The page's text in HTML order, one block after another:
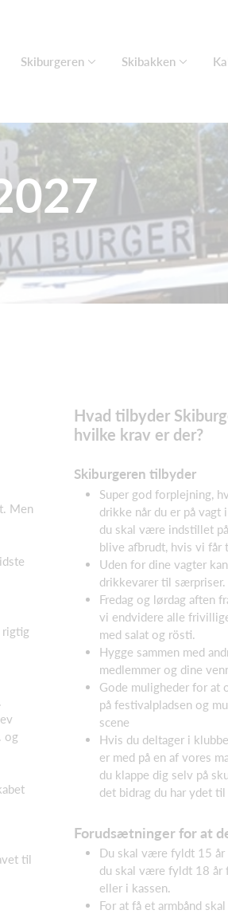
Skiburgeren Skibakken
Men
rigtig
og
til
Hvad tilbyder
hvilke krav er der?
Skiburgeren tilbyder
Super god forplejning,
drikke når du er på vagt
du skal være indstillet
blive afbrudt, hvis vi får
Uden for dine vagter
drikkevarer til særpriser.
Fredag og lørdag aften
vi endvidere alle
med salat og rösti.
Hygge sammen med
medlemmer og dine
Gode muligheder for at
på festivalpladsen og
scene
Hvis du deltager i
er med på en af vores
du klappe dig selv på
det bidrag du har ydet
Forudsætninger for at
Du skal være fyldt 15 år
du skal være fyldt 18 år
eller i kassen.
For at få et armbånd